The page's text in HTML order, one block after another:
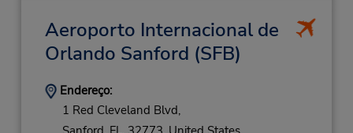
Aeroporto Internacional de
Orlando Sanford (SFB)
Endereço:
1 Red Cleveland Blvd,